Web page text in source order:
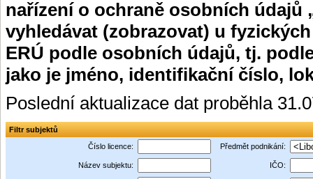
nařízení o ochraně osobních údajů
vyhledávat (zobrazovat) u
ERÚ podle osobních údajů, tj.
jako je jméno, identifikační číslo,
Poslední aktualizace dat proběhla
Filtr subjektů
Číslo licence:
Předmět podnikání:
Název subjektu: IČO: